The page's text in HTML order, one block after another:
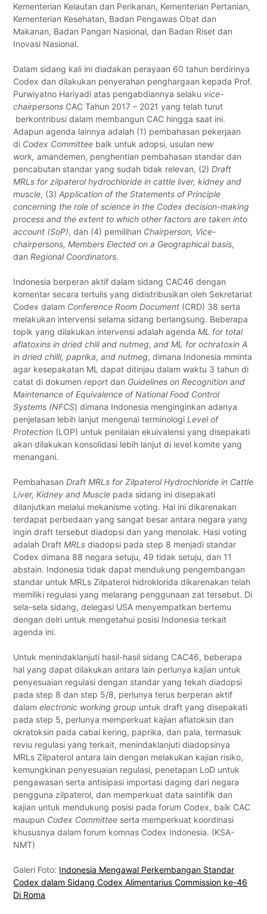
Kementerian Kelautan dan Perikanan, Kementerian Pertanian,
Kementerian Kesehatan, Badan Pengawas Obat dan
Makanan, Badan Pangan Nasional, dan Badan Riset dan
Inovasi Nasional.
Dalam sidang kali ini diadakan perayaan 60 tahun berdirinya
Codex dan dilakukan penyerahan penghargaan kepada Prof.
Purwiyatno Hariyadi atas pengabdiannya selaku vice-
chairpersons CAC Tahun 2017 – 2021 yang telah turut
berkontribusi dalam membangun CAC hingga saat ini.
Adapun agenda lainnya adalah (1) pembahasan pekerjaan
di Codex Committee baik untuk adopsi, usulan new
work,amandemen, penghentian pembahasan standar dan
pencabutan standar yang sudah tidak relevan, (2)Draft
MRLs for zilpaterol hydrochloride in cattle liver, kidney and
muscle, (3)Application of the Statements of Principle
concerning the role of science in the Codex decision-making
process and the extent to which other factors are taken into
account (SoP), dan (4) pemilihan Chairperson, Vice-
chairpersons, Members Elected on a Geographical basis,
danRegional Coordinators.
Indonesia berperan aktif dalam sidang CAC46 dengan
komentar secara tertulis yang didistribusikan oleh Sekretariat
Codex dalam Conference Room Document (CRD) 38 serta
melakukan intervensi selama sidang berlangsung. Beberapa
topik yang dilakukan intervensi adalah agendaML for total
aflatoxins in dried chili and nutmeg, and ML for ochratoxin A
in dried chilli, paprika, and nutmeg, dimana Indonesia mminta
agar kesepakatan ML dapat ditinjau dalam waktu 3 tahun di
catat di dokumenreportdan Guidelines on Recognition and
Maintenance of Equivalence of National Food Control
Systems (NFCS) dimana Indonesia menginginkan adanya
penjelasan lebih lanjut mengenai terminologiLevel of
Protection (LOP) untuk penilaian ekuivalensi yang disepakati
akan dilakukan konsolidasi lebih lanjut di level komite yang
menangani.
PembahasanDraft MRLs for Zilpaterol Hydrochloride in Cattle
Liver, Kidney and Muscle pada sidang ini disepakati
dilanjutkan melalui mekanisme voting. Hal ini dikarenakan
terdapat perbedaan yang sangat besar antara negara yang
ingin draft tersebut diadopsi dan yang menolak. Hasi voting
adalah DraftMRLs diadopsi pada step 8 menjadi standar
Codex dimana 88 negara setuju, 49 tidak setuju, dan 11
abstain. Indonesia tidak dapat mendukung pengembangan
standar untuk MRLs Zilpaterol hidroklorida dikarenakan telah
memiliki regulasi yang melarang penggunaan zat tersebut. Di
sela-sela sidang, delegasi USA menyempatkan bertemu
dengan delri untuk mengetahui posisi Indonesia terkait
agenda ini.
Untuk menindaklanjuti hasil-hasil sidang CAC46, beberapa
hal yang dapat dilakukan antara lain perlunya kajian untuk
penyesuaian regulasi dengan standar yang tekah diadopsi
pada step 8 dan step 5/8, perlunya terus berperan aktif
dalamelectronic working group untuk draft yang disepakati
pada step 5, perlunya memperkuat kajian aflatoksin dan
okratoksin pada cabai kering, paprika, dan pala, termasuk
reviu regulasi yang terkait, menindaklanjuti diadopsinya
MRLs Zilpaterol antara lain dengan melakukan kajian risiko,
kemungkinan penyesuaian regulasi, penetapan LoD untuk
pengawasan serta antisipasi importasi daging dari negara
pengguna zilpaterol, dan memperkuat data saintifik dan
kajian untuk mendukung posisi pada forum Codex, baik CAC
maupun Codex Committee serta memperkuat koordinasi
khususnya dalam forum komnas Codex Indonesia. (KSA-
NMT)
Galeri Foto: Indonesia Mengawal Perkembangan Standar
Codex dalam Sidang Codex Alimentarius Commission ke-46
Di Roma